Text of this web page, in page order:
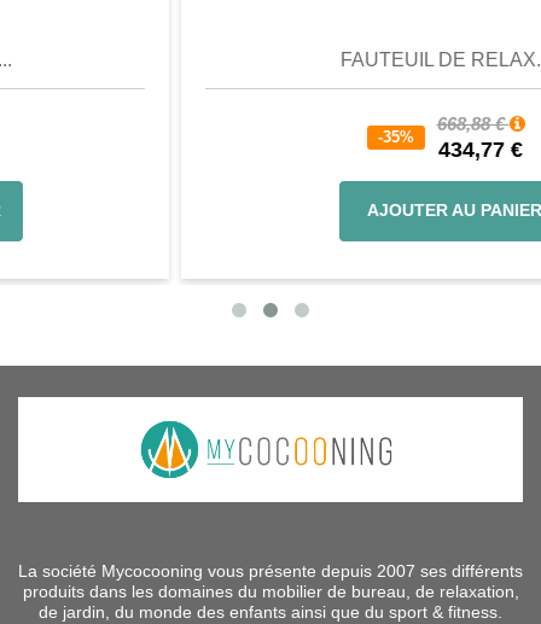
FAUTEUIL DE RELAX...
La société Mycocooning vous présente depuis 2007 ses différents
produits dans les domaines du mobilier de bureau, de relaxation,
de jardin, du monde des enfants ainsi que du sport & fitness.